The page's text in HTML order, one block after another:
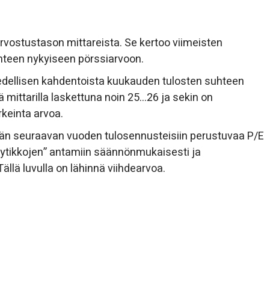
mittareista. Se kertoo viimeisten
nykyiseen pörssiarvoon.
kahdentoista kuukauden tulosten suhteen
mittarilla laskettuna noin 25…26 ja sekin on
arvoa.
seuraavan vuoden tulosennusteisiin perustuvaa P/E
antamiin säännönmukaisesti ja
luvulla on lähinnä viihdearvoa.